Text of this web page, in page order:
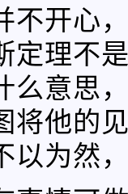
不开心
定理不
么意思
将他的
以为然